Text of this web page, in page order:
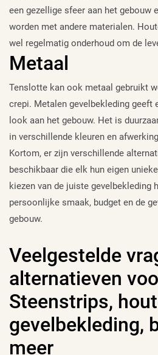
een gezellige sfeer aan het gebouw
worden met andere materialen.
wel regelmatig onderhoud om de
Metaal
Tenslotte kan ook metaal gebruikt
crepi. Metalen gevelbekleding geeft
look aan het gebouw. Het is
in verschillende kleuren en
Kortom, er zijn verschillende
beschikbaar die elk hun eigen
kiezen van de juiste gevelbekleding
persoonlijke smaak, budget en de
gebouw.
Veelgestelde
alternatieven
Steenstrips,
gevelbekleding,
meer